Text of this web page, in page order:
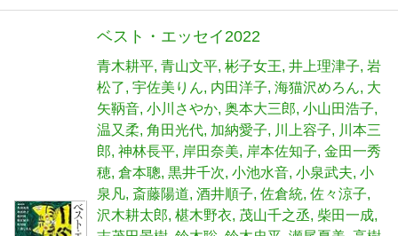
ベスト・エッセイ2022
青木耕平 青山文平 彬子女王 井上理津子 岩
松了 宇佐美りん 内田洋子 海猫沢めろん 大
矢鞆音 小川さやか 奥本大三郎 小山田浩子
温又柔 角田光代 加納愛子 川上容子
川本三
郎 神林長平 岸田奈美 岸本佐知子 金田一秀
穂 倉本聰 黒井千次 小池水音 小泉武夫 小
泉凡 斎藤陽道 酒井順子 佐倉統 佐々涼子
沢木耕太郎 椹木野衣 茂山千之丞 柴田一成